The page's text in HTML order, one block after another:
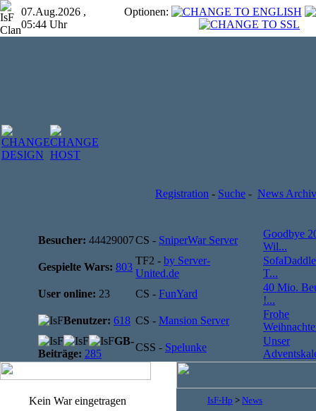
07.Aug.2026 ,
05:44 Uhr
Optionen:
Registration - Suche - News Archiv
Besucher: 44429007CS - SniperWar Server
Goodbye
Wil...
Gespielte Wars: 803
TF2 - by Server-
United.de
T...
User online: 23 CS - FunYard
40 Mio.
!...
Benutzer: 618 CS - Mansion Server
Frohe
GB-
Beiträge: 285
CSS - Spelunke
Unser
Kein War eingetragen IsF-Hp > News